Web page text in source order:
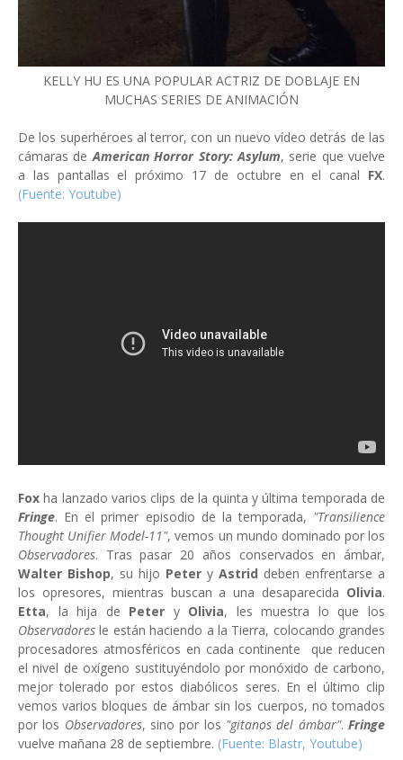
KELLY HU ES UNA POPULAR ACTRIZ DE DOBLAJE EN
MUCHAS SERIES DE ANIMACIÓN
De los superhéroes al terror, con un nuevo vídeo detrás de las
cámaras deAmerican Horror Story: Asylum, serie que vuelve
a las pantallas el próximo 17 de octubre en el canal FX.
(Fuente: Youtube)
Foxha lanzado varios clips de la quinta y última temporada de
Fringe. En el primer episodio de la temporada, "Transilience
Thought Unifier Model-11", vemos un mundo dominado por los
Observadores. Tras pasar 20 años conservados en ámbar,
Walter Bishop, su hijo Peter y Astrid deben enfrentarse a
los opresores, mientras buscan a una desaparecida Olivia.
Etta, la hija de Peter y Olivia, les muestra lo que los
Observadoresle están haciendo a la Tierra, colocando grandes
procesadores atmosféricos en cada continente que reducen
el nivel de oxígeno sustituyéndolo por monóxido de carbono,
mejor tolerado por estos diabólicos seres. En el último clip
vemos varios bloques de ámbar sin los cuerpos, no tomados
por los Observadores, sino por los "gitanos del ámbar".Fringe
vuelve mañana 28 de septiembre. (Fuente: Blastr, Youtube)